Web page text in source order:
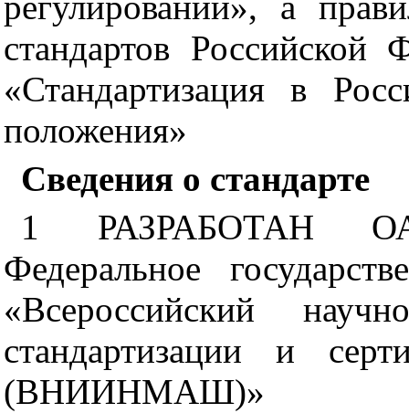
стандартов
«Стандартизация в
положения»
Сведения о стандарте
1 РАЗРАБОТАН
Федеральное
«Всероссийский
стандартизации и
(ВНИИНМАШ)»